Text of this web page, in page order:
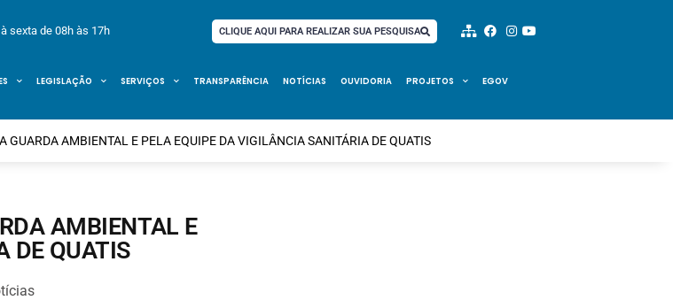
sexta de 08h às 17h CLIQUE AQUI PARA REALIZAR SUA PESQUISA
LEGISLAÇÃO SERVIÇOS TRANSPARÊNCIA NOTÍCIAS OUVIDORIA PROJETOS EGOV
GUARDA AMBIENTAL E PELA EQUIPE DA VIGILÂNCIA SANITÁRIA DE QUATIS
AMBIENTAL E
DE QUATIS